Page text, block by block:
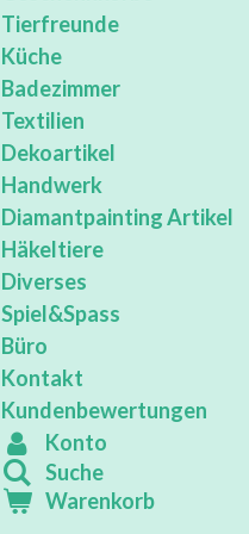
Tierfreunde
Küche
Badezimmer
Textilien
Dekoartikel
Handwerk
Diamantpainting Artikel
Häkeltiere
Diverses
Spiel&Spass
Büro
Kontakt
Kundenbewertungen
Konto
Suche
Warenkorb